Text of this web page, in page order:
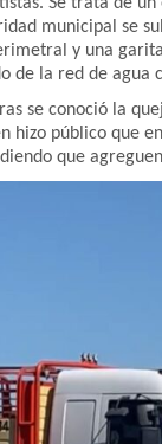
municipal se
y una
de la red de agua
se conoció la
hizo público que
que